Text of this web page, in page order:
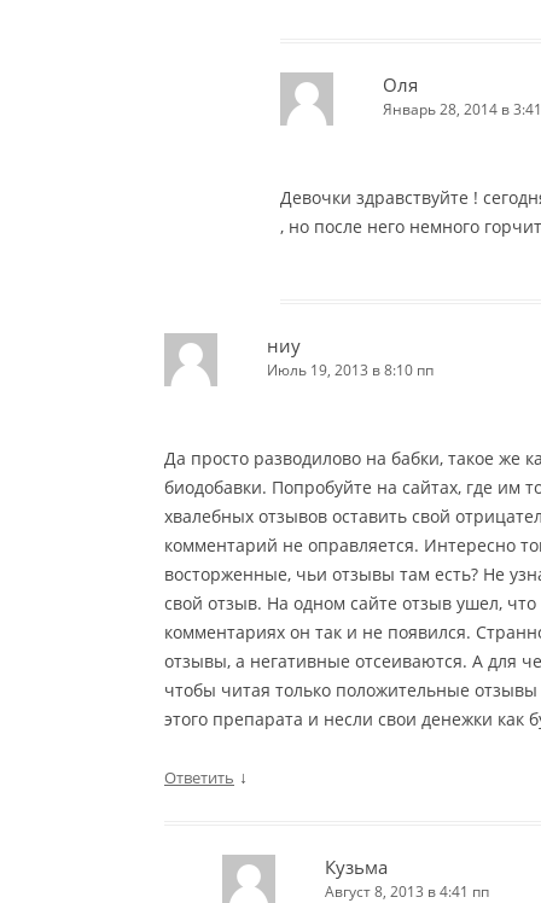
Оля
Январь 28, 2014 в
Девочки здравствуйте !
, но после него немного
ниу
Июль 19, 2013 в 8:10 пп
Да просто разводилово на бабки, такое же
биодобавки. Попробуйте на сайтах, где им
хвалебных отзывов оставить свой
комментарий не оправляется. Интересно
восторженные, чьи отзывы там есть? Не
свой отзыв. На одном сайте отзыв ушел, что
комментариях он так и не появился.
отзывы, а негативные отсеиваются. А для
чтобы читая только положительные
этого препарата и несли свои денежки как
Ответить ↓
Кузьма
Август 8, 2013 в 4:41 пп